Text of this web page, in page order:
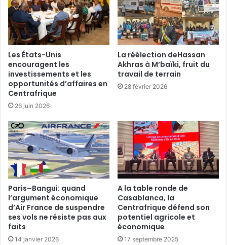
Les États-Unis
encouragent les
investissements et les
opportunités d’affaires en
Centrafrique
26 juin 2026
La réélection deHassan
Akhras à M’baïki, fruit du
travail de terrain
28 février 2026
Paris–Bangui: quand
l’argument économique
d’Air France de suspendre
ses vols ne résiste pas aux
faits
14 janvier 2026
A la table ronde de
Casablanca, la
Centrafrique défend son
potentiel agricole et
économique
17 septembre 2025